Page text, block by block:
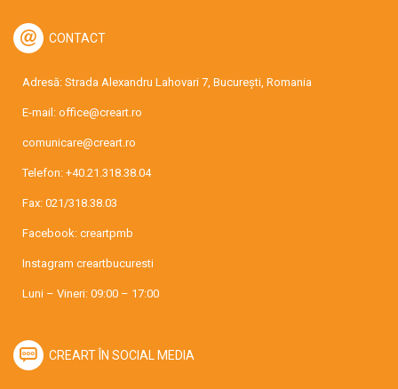
CONTACT
Adresă: Strada Alexandru Lahovari 7, București, Romania
E-mail: office@creart.ro
comunicare@creart.ro
Telefon: +40.21.318.38.04
Fax: 021/318.38.03
Facebook: creartpmb
Instagram creartbucuresti
Luni – Vineri: 09:00 – 17:00
CREART ÎN SOCIAL MEDIA